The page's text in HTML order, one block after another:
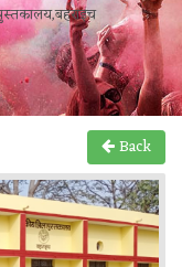
Back